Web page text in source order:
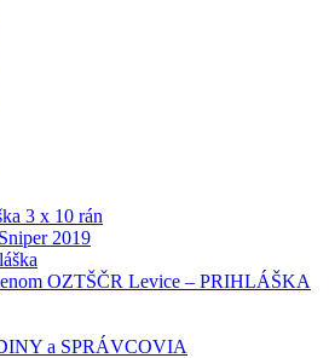
3 x 10 rán
2019
OZTŠČR Levice – PRIHLÁŠKA
a SPRÁVCOVIA